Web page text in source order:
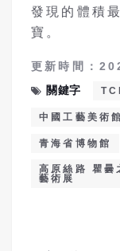
發現的體積
寶。
更新時間：
關鍵字
中國工藝美術館
青海省博物館
高原絲路 瞿
藝術展